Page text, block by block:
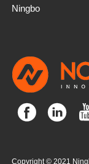
Ningbo
Copyright © 2021